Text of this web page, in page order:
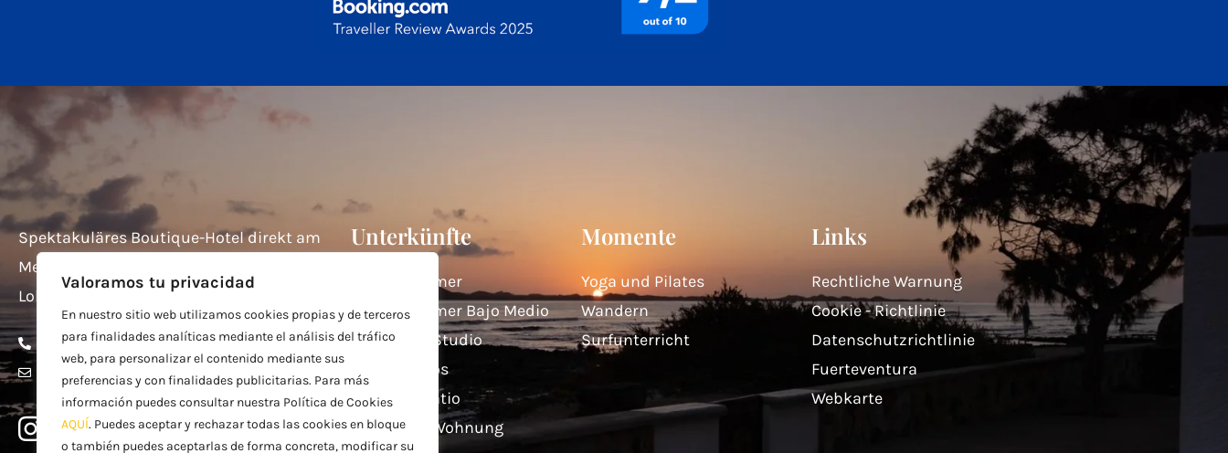
Valoramos tu privacidad
En nuestro sitio web utilizamos cookies propias y de terceros
para finalidades analíticas mediante el análisis del tráfico
web, para personalizar el contenido mediante sus
preferencias y con finalidades publicitarias. Para más
información puedes consultar nuestra Política de Cookies
AQUÍ. Puedes aceptar y rechazar todas las cookies en bloque
o también puedes aceptarlas de forma concreta, modificar su
Spektakuläres Boutique-Hotel direkt am
Meer mit direktem Blick auf die Isla de
Lobos und Lanzarote.
+34 628 18 18 84
info@helenefuerteventura.com
Unterkünfte
Doppelzimmer
Doppelzimmer Bajo Medio
La Chocita Studio
Studio Lobos
Studio El Patio
El Mirador Wohnung
Momente
Yoga und Pilates
Wandern
Surfunterricht
Links
Rechtliche Warnung
Cookie - Richtlinie
Datenschutzrichtlinie
Fuerteventura
Webkarte